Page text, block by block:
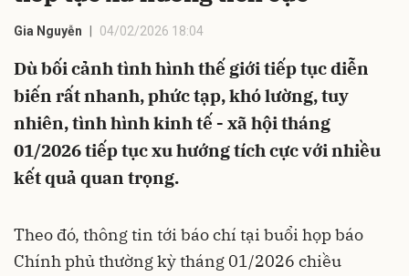
Gia Nguyễn 04/02/2026 18:04
Dù bối cảnh tình hình thế giới tiếp tục diễn
biến rất nhanh, phức tạp, khó lường, tuy
nhiên, tình hình kinh tế - xã hội tháng
01/2026 tiếp tục xu hướng tích cực với nhiều
kết quả quan trọng.
Theo đó, thông tin tới báo chí tại buổi họp báo
Chính phủ thường kỳ tháng 01/2026 chiều
Hủy